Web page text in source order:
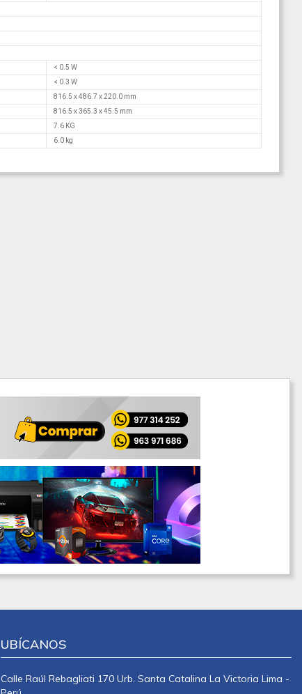
< 0.5 W
< 0.3 W
816.5 x 486.7 x 220.0 mm
816.5 x 365.3 x 45.5 mm
7.6 KG
6.0 kg
UBÍCANOS
Calle Raúl Rebagliati 170 Urb. Santa Catalina La Victoria Lima -